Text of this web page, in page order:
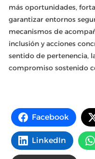
más oportunidades,
garantizar entornos
mecanismos de
inclusión y acciones
sentido de pertenencia,
compromiso sostenido
Facebook
LinkedIn